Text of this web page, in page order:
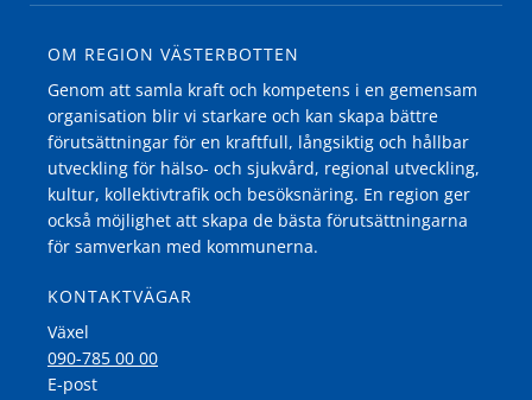
OM REGION VÄSTERBOTTEN
Genom att samla kraft och kompetens i en gemensam
organisation blir vi starkare och kan skapa bättre
förutsättningar för en kraftfull, långsiktig och hållbar
utveckling för hälso- och sjukvård, regional utveckling,
kultur, kollektivtrafik och besöksnäring. En region ger
också möjlighet att skapa de bästa förutsättningarna
för samverkan med kommunerna.
KONTAKTVÄGAR
Växel
090-785 00 00
E-post